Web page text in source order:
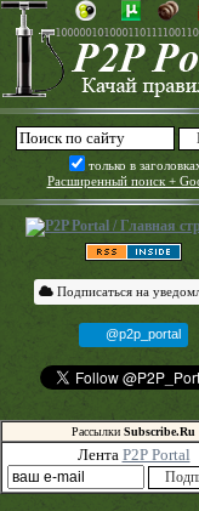
только в
Расширенный поиск +
Подписаться на
@p2p_portal
Рассылки Subscribe.Ru
Лента P2P Portal